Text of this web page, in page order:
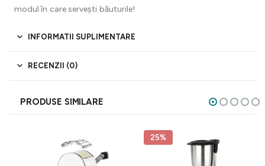
modul în care servești băuturile!
INFORMATII SUPLIMENTARE
RECENZII (0)
PRODUSE SIMILARE
25%